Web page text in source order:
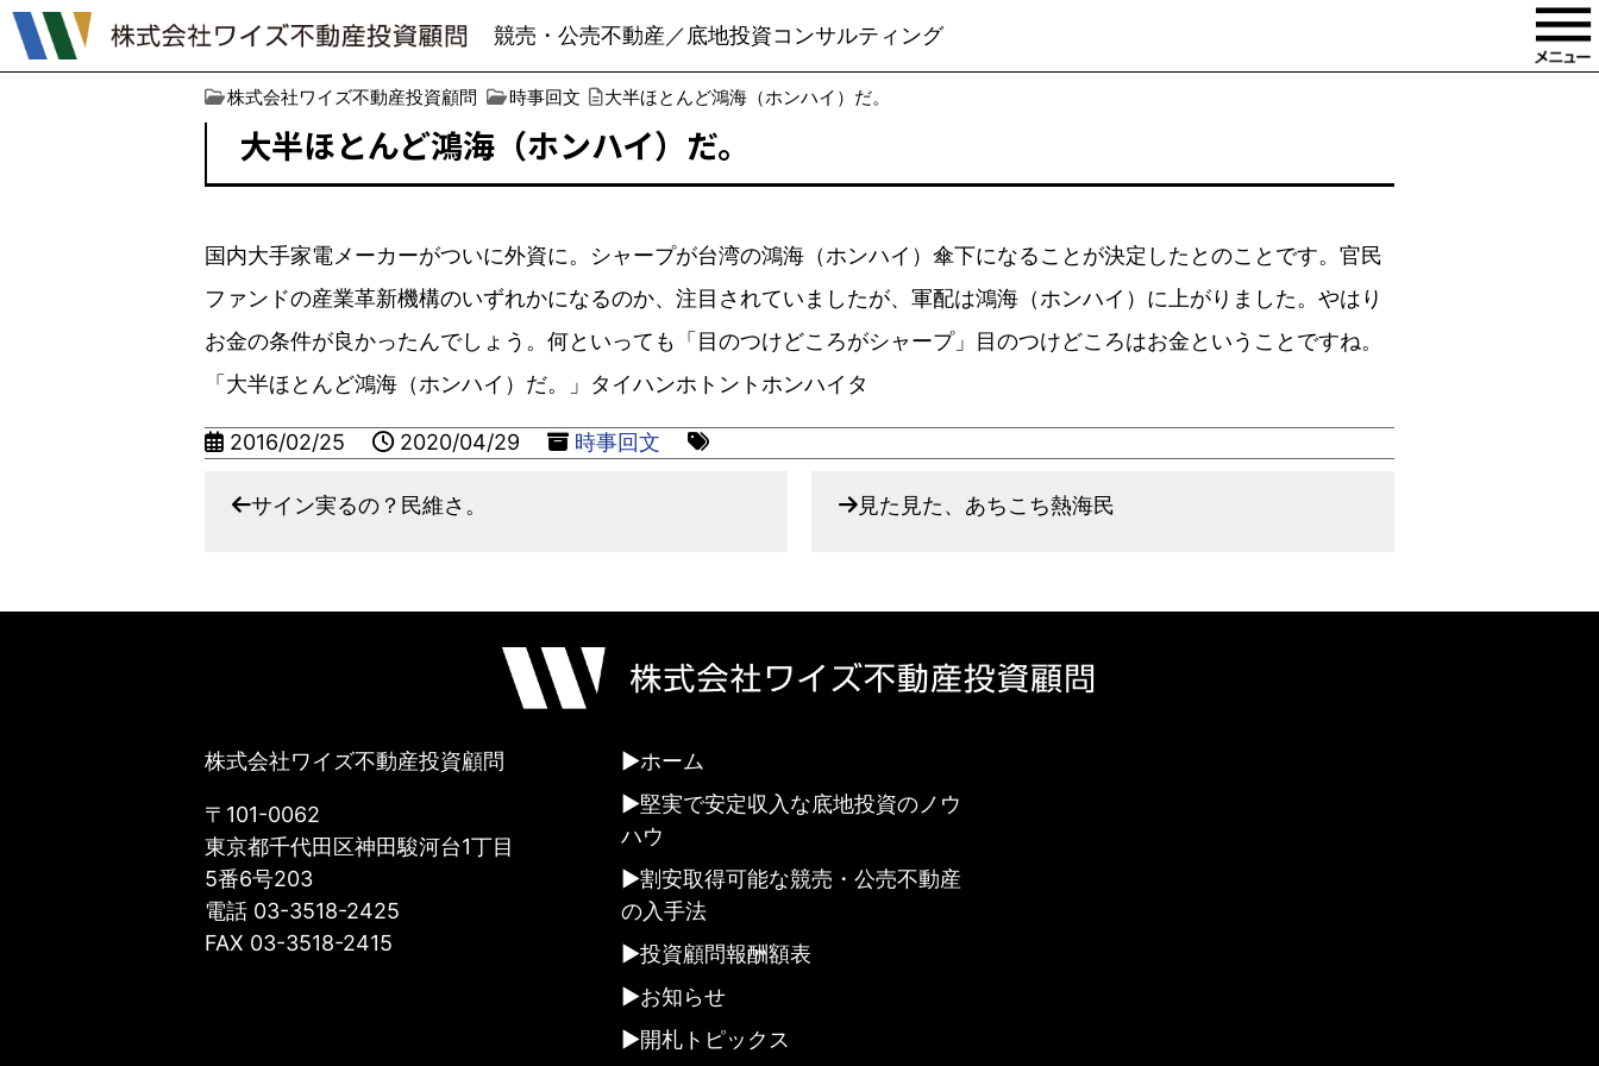
競売・公売不動産／底地投資コンサルティング
株式会社ワイズ不動産投資顧問 時事回文 大半ほとんど鴻海（ホンハイ）だ。
大半ほとんど鴻海（ホンハイ）だ。
国内大手家電メーカーがついに外資に。シャープが台湾の鴻海（ホンハイ）傘下になることが決定したとのことです。官民
ファンドの産業革新機構のいずれかになるのか、注目されていましたが、軍配は鴻海（ホンハイ）に上がりました。やはり
お金の条件が良かったんでしょう。何といっても「目のつけどころがシャープ」目のつけどころはお金ということですね。
「大半ほとんど鴻海（ホンハイ）だ。」タイハンホトントホンハイタ
2016/02/25 2020/04/29 時事回文
サイン実るの？民維さ。 見た見た、あちこち熱海民
株式会社ワイズ不動産投資顧問
〒101-0062
東京都千代田区神田駿河台1丁目
5番6号203
電話 03-3518-2425
FAX 03-3518-2415
ホーム
堅実で安定収入な底地投資のノウ
ハウ
割安取得可能な競売・公売不動産
の入手法
投資顧問報酬額表
お知らせ
開札トピックス